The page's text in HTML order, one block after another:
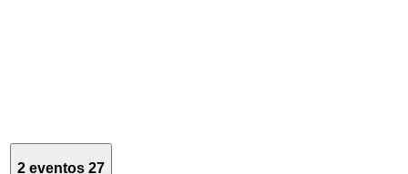
2 eventos 27